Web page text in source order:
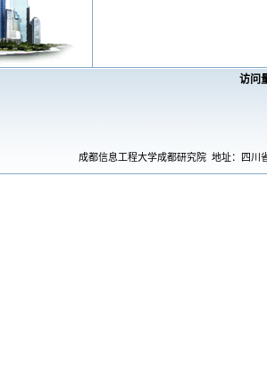
访问
成都信息工程大学成都研究院 地址：四川